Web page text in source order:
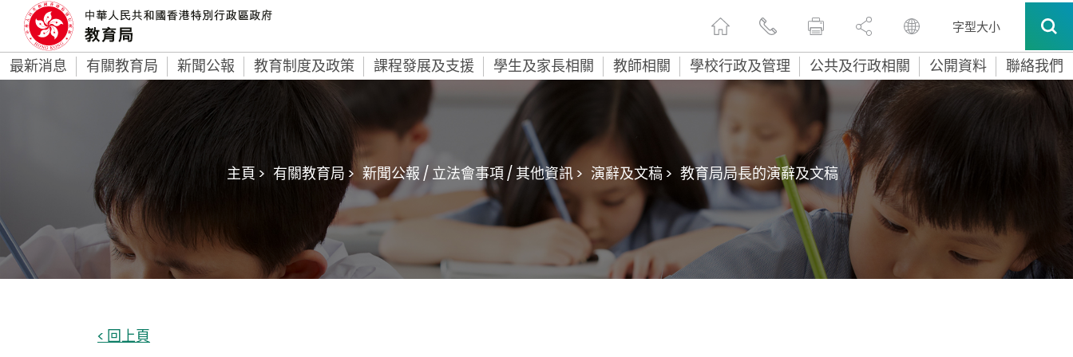
字型大小
最新消息 有關教育局 新聞公報 教育制度及政策 課程發展及支援 學生及家長相關 教師相關 學校行政及管理 公共及行政相關 公開資料 聯絡我們
主頁 > 有關教育局 > 新聞公報 / 立法會事項 / 其他資訊 > 演辭及文稿 > 教育局局長的演辭及文稿
< 回上頁